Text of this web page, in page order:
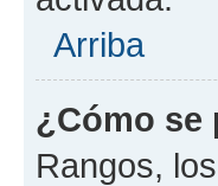
Arriba
¿Cómo se
Rangos,